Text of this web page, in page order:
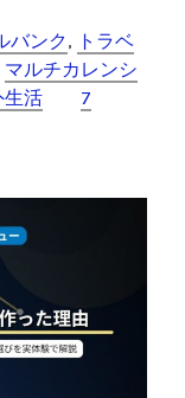
バンク, トラベ
マルチカレンシ
生活
7